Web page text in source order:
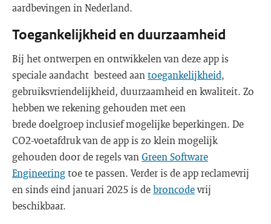
aardbevingen in Nederland.
Toegankelijkheid en duurzaamheid
Bij het ontwerpen en ontwikkelen van deze app is
speciale aandacht besteed aan toegankelijkheid,
gebruiksvriendelijkheid, duurzaamheid en kwaliteit. Zo
hebben we rekening gehouden met een
brede doelgroep inclusief mogelijke beperkingen. De
CO2-voetafdruk van de app is zo klein mogelijk
gehouden door de regels van Green Software
Engineeringtoe te passen. Verder is de app reclamevrij
en sinds eind januari 2025 is debroncodevrij
beschikbaar.